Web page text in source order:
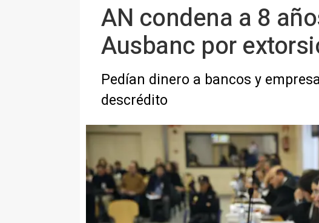
AN condena a 8
Ausbanc por
Pedían dinero a bancos y
descrédito